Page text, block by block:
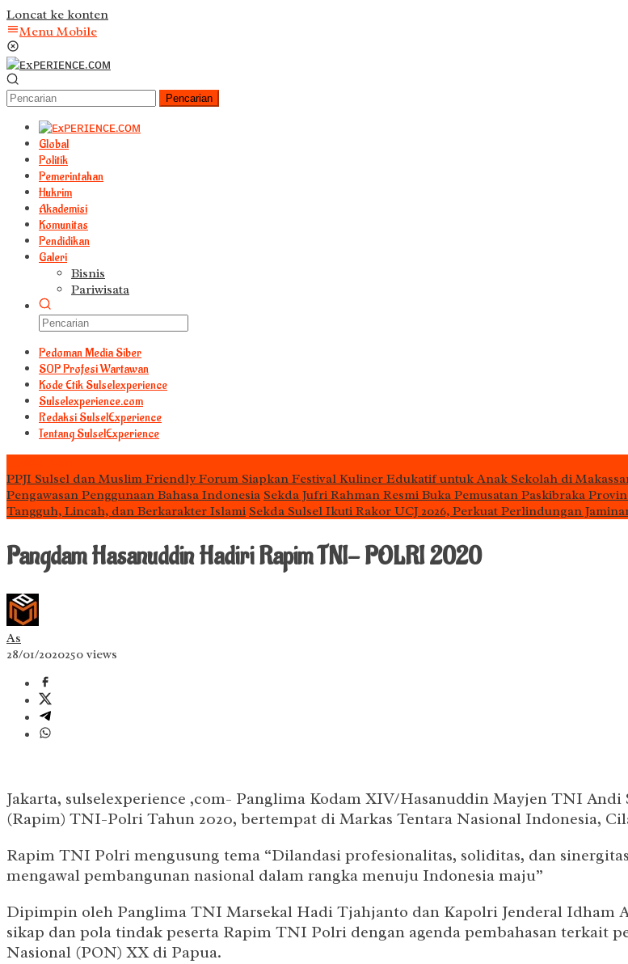
Loncat ke konten
Menu Mobile
Pencarian
Global
Politik
Pemerintahan
Hukrim
Akademisi
Komunitas
Pendidikan
Galeri
Bisnis
Pariwisata
Pedoman Media Siber
S0P Profesi Wartawan
Kode Etik Sulselexperience
Sulselexperience.com
Redaksi SulselExperience
Tentang SulselExperience
PPJI Sulsel dan Muslim Friendly Forum Siapkan Festival Kuliner Edukatif untuk Anak Sekolah di
Pengawasan Penggunaan Bahasa Indonesia Sekda Jufri Rahman Resmi Buka Pemusatan Paskibraka
Tangguh, Lincah, dan Berkarakter Islami Sekda Sulsel Ikuti Rakor UCJ 2026, Perkuat Perlindungan
Pangdam Hasanuddin Hadiri Rapim TNI- POLRI 2020
As
28/01/2020250 views
Jakarta, sulselexperience ,com- Panglima Kodam XIV/Hasanuddin Mayjen TNI
(Rapim) TNI-Polri Tahun 2020, bertempat di Markas Tentara Nasional Indonesia,
Rapim TNI Polri mengusung tema “Dilandasi profesionalitas, soliditas, dan
mengawal pembangunan nasional dalam rangka menuju Indonesia maju”
Dipimpin oleh Panglima TNI Marsekal Hadi Tjahjanto dan Kapolri Jenderal Idham
sikap dan pola tindak peserta Rapim TNI Polri dengan agenda pembahasan terkait
Nasional (PON) XX di Papua.